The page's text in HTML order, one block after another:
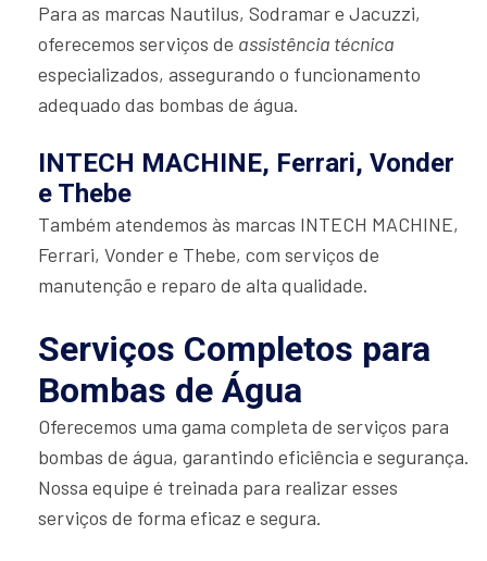
Para as marcas Nautilus, Sodramar e Jacuzzi,
oferecemos serviços de assistência técnica
especializados, assegurando o funcionamento
adequado das bombas de água.
INTECH MACHINE, Ferrari, Vonder
e Thebe
Também atendemos às marcas INTECH MACHINE,
Ferrari, Vonder e Thebe, com serviços de
manutenção e reparo de alta qualidade.
Serviços Completos para
Bombas de Água
Oferecemos uma gama completa de serviços para
bombas de água, garantindo eficiência e segurança.
Nossa equipe é treinada para realizar esses
serviços de forma eficaz e segura.